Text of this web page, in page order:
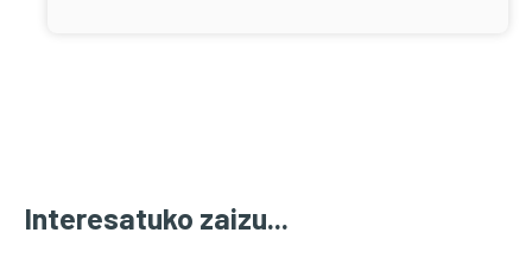
Interesatuko zaizu...